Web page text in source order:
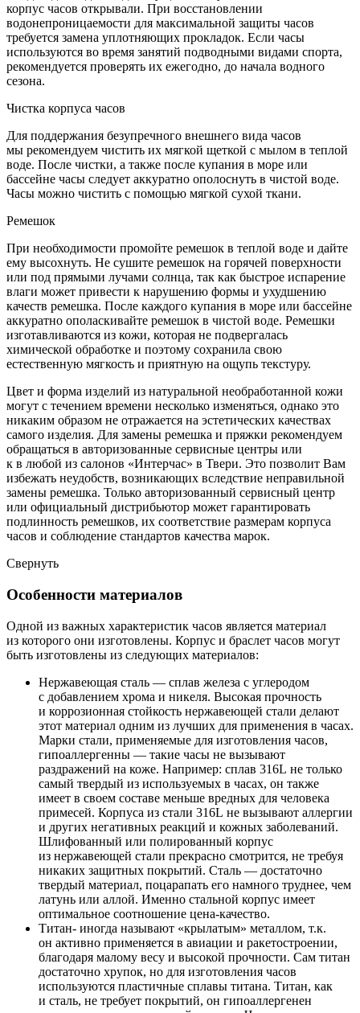
корпус часов открывали. При восстановлении
водонепроницаемости для максимальной защиты часов
требуется замена уплотняющих прокладок. Если часы
используются во время занятий подводными видами спорта,
рекомендуется проверять их ежегодно, до начала водного
сезона.
Чистка корпуса часов
Для поддержания безупречного внешнего вида часов
мы рекомендуем чистить их мягкой щеткой с мылом в теплой
воде. После чистки, а также после купания в море или
бассейне часы следует аккуратно ополоснуть в чистой воде.
Часы можно чистить с помощью мягкой сухой ткани.
Ремешок
При необходимости промойте ремешок в теплой воде и дайте
ему высохнуть. Не сушите ремешок на горячей поверхности
или под прямыми лучами солнца, так как быстрое испарение
влаги может привести к нарушению формы и ухудшению
качеств ремешка. После каждого купания в море или бассейне
аккуратно ополаскивайте ремешок в чистой воде. Ремешки
изготавливаются из кожи, которая не подвергалась
химической обработке и поэтому сохранила свою
естественную мягкость и приятную на ощупь текстуру.
Цвет и форма изделий из натуральной необработанной кожи
могут с течением времени несколько изменяться, однако это
никаким образом не отражается на эстетических качествах
самого изделия. Для замены ремешка и пряжки рекомендуем
обращаться в авторизованные сервисные центры или
к в любой из салонов «Интерчас» в Твери. Это позволит Вам
избежать неудобств, возникающих вследствие неправильной
замены ремешка. Только авторизованный сервисный центр
или официальный дистрибьютор может гарантировать
подлинность ремешков, их соответствие размерам корпуса
часов и соблюдение стандартов качества марок.
Свернуть
Особенности материалов
Одной из важных характеристик часов является материал
из которого они изготовлены. Корпус и браслет часов могут
быть изготовлены из следующих материалов:
Нержавеющая сталь — сплав железа с углеродом
с добавлением хрома и никеля. Высокая прочность
и коррозионная стойкость нержавеющей стали делают
этот материал одним из лучших для применения в часах.
Марки стали, применяемые для изготовления часов,
гипоаллергенны — такие часы не вызывают
раздражений на коже. Например: сплав 316L не только
самый твердый из используемых в часах, он также
имеет в своем составе меньше вредных для человека
примесей. Корпуса из стали 316L не вызывают аллергии
и других негативных реакций и кожных заболеваний.
Шлифованный или полированный корпус
из нержавеющей стали прекрасно смотрится, не требуя
никаких защитных покрытий. Сталь — достаточно
твердый материал, поцарапать его намного труднее, чем
латунь или аллой. Именно стальной корпус имеет
оптимальное соотношение цена-качество.
Титан- иногда называют «крылатым» металлом, т.к.
он активно применяется в авиации и ракетостроении,
благодаря малому весу и высокой прочности. Сам титан
достаточно хрупок, но для изготовления часов
используются пластичные сплавы титана. Титан, как
и сталь, не требует покрытий, он гипоаллергенен